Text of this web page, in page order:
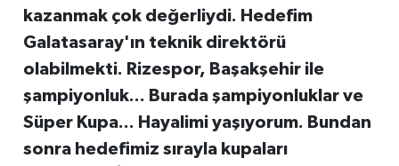
kazanmak çok değerliydi. Hedefim
Galatasaray'ın teknik direktörü
olabilmekti. Rizespor, Başakşehir ile
şampiyonluk... Burada şampiyonluklar ve
Süper Kupa... Hayalimi yaşıyorum. Bundan
sonra hedefimiz sırayla kupaları